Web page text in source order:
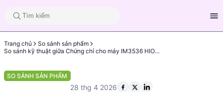
Trang chủ
So sánh sản phẩm
So sánh kỹ thuật giữa Chứng chỉ cho máy IM3536 HIOKI CCIM3536 và Phần mềm máy tính cho Hioki 3196, 3197
SO SÁNH SẢN PHẨM
28 thg 4 2026